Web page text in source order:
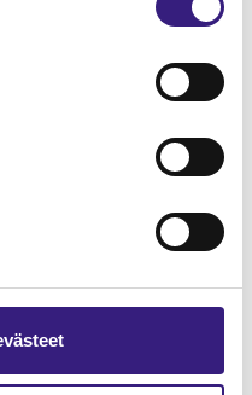
talous­hallinto